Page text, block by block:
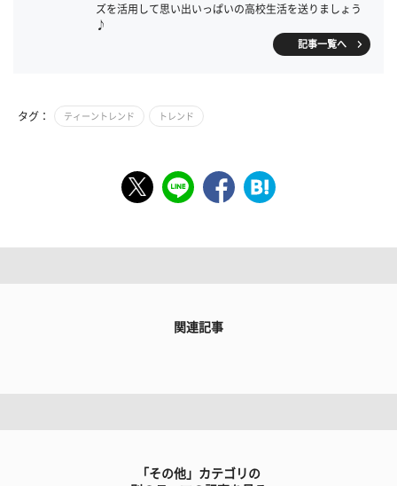
ズを活用して思い出いっぱいの高校生活を送りましょう
♪
記事一覧へ
タグ： ティーントレンド トレンド
関連記事
「その他」カテゴリの